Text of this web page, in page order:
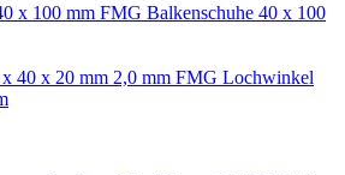
FMG Balkenschuhe 40 x 100
FMG Lochwinkel